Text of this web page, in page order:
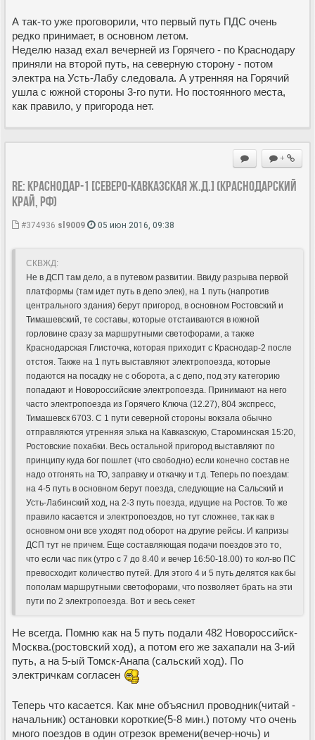
А так-то уже проговорили, что первый путь ПДС очень
редко принимает, в основном летом.
Неделю назад ехал вечерней из Горячего - по Краснодару
приняли на второй путь, на северную сторону - потом
электра на Усть-Лабу следовала. А утренняя на Горячий
ушла с южной стороны 3-го пути. Но постоянного места,
как правило, у пригорода нет.
+
Re: Краснодар-1 [Северо-Кавказская ж.д.] (Краснодарский
край, РФ)
#374936 sl9009 05 июн 2016, 09:38
СКВЖД:
Не в ДСП там дело, а в путевом развитии. Ввиду разрыва первой
платформы (там идет путь в депо элек), на 1 путь (напротив
центрального здания) берут пригород, в основном Ростовский и
Тимашевский, те составы, которые отстаиваются в южной
горловине сразу за маршрутными светофорами, а также
Краснодарская Глисточка, которая приходит с Краснодар-2 после
отстоя. Также на 1 путь выставляют электропоезда, которые
подаются на посадку не с оборота, а с депо, под эту категорию
попадают и Новороссийские электропоезда. Принимают на него
часто электропоезда из Горячего Ключа (12.27), 804 экспресс,
Тимашевск 6703. С 1 пути северной стороны вокзала обычно
отправляются утренняя элька на Кавказскую, Староминская 15:20,
Ростовские похабки. Весь остальной пригород выставляют по
принципу куда бог пошлет (что свободно) если конечно состав не
надо отгонять на ТО, заправку и откачку и т.д. Теперь по поездам:
на 4-5 путь в основном берут поезда, следующие на Сальский и
Усть-Лабинский ход, на 2-3 путь поезда, идущие на Ростов. То же
правило касается и электропоездов, но тут сложнее, так как в
основном они все уходят под оборот на другие рейсы. И капризы
ДСП тут не причем. Еще составляющая подачи поездов это то,
что если час пик (утро с 7 до 8.40 и вечер 16:50-18.00) то кол-во ПС
превосходит количество путей. Для этого 4 и 5 путь делятся как бы
пополам маршрутными светофорами, что позволяет брать на эти
пути по 2 электропоезда. Вот и весь секет
Не всегда. Помню как на 5 путь подали 482 Новороссийск-
Москва.(ростовский ход), а потом его же захапали на 3-ий
путь, а на 5-ый Томск-Анапа (сальский ход). По
электричкам согласен
Теперь что касается. Как мне объяснил проводник(читай -
начальник) остановки короткие(5-8 мин.) потому что очень
много поездов в один отрезок времени(вечер-ночь) и